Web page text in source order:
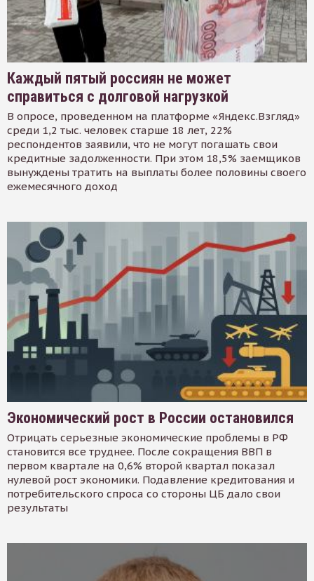
Каждый пятый россиян не может
справиться с долговой нагрузкой
В опросе, проведенном на платформе «Яндекс.Взгляд»
среди 1,2 тыс. человек старше 18 лет, 22%
респондентов заявили, что не могут погашать свои
кредитные задолженности. При этом 18,5% заемщиков
вынуждены тратить на выплаты более половины своего
ежемесячного доход
Экономический рост в России остановился
Отрицать серьезные экономические проблемы в РФ
становится все труднее. После сокращения ВВП в
первом квартале на 0,6% второй квартал показал
нулевой рост экономики. Подавление кредитования и
потребительского спроса со стороны ЦБ дало свои
результаты